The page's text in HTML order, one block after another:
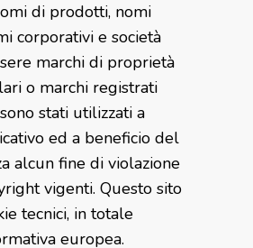
di prodotti, nomi
corporativi e società
marchi di proprietà
o marchi registrati
stati utilizzati a
ed a beneficio del
alcun fine di violazione
vigenti. Questo sito
tecnici, in totale
europea.